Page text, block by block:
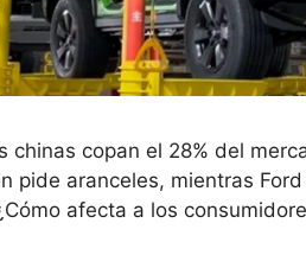
chinas copan el 28% del
pide aranceles, mientras
afecta a los